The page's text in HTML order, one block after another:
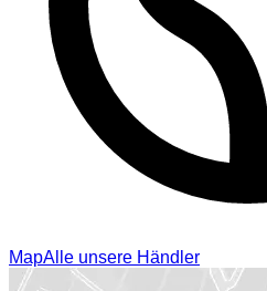
MapAlle unsere Händler